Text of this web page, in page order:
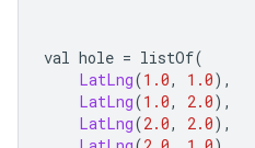
val hole = listOf(
LatLng(1.0, 1.0),
LatLng(1.0, 2.0),
LatLng(2.0, 2.0),